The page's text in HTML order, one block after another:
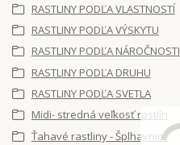
RASTLINY PODĽA VLASTNOSTÍ
RASTLINY PODĽA VÝSKYTU
RASTLINY PODĽA NÁROČNOSTI
RASTLINY PODĽA DRUHU
RASTLINY PODĽA SVETLA
Midi- stredná veľkosť rastlín
Ťahavé rastliny - Šplhavnice